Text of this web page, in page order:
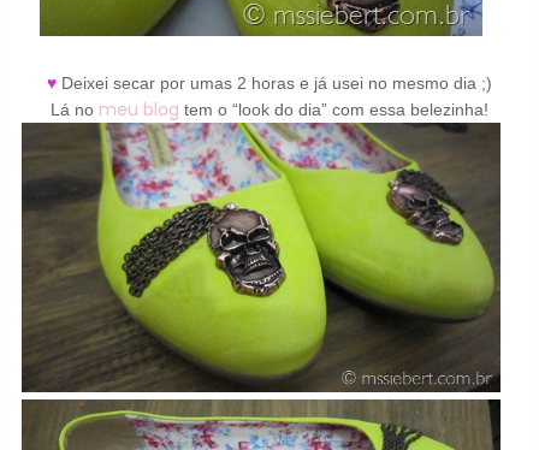
♥ Deixei secar por umas 2 horas e já usei no mesmo dia ;)
Lá no meu blog tem o “look do dia” com essa belezinha!